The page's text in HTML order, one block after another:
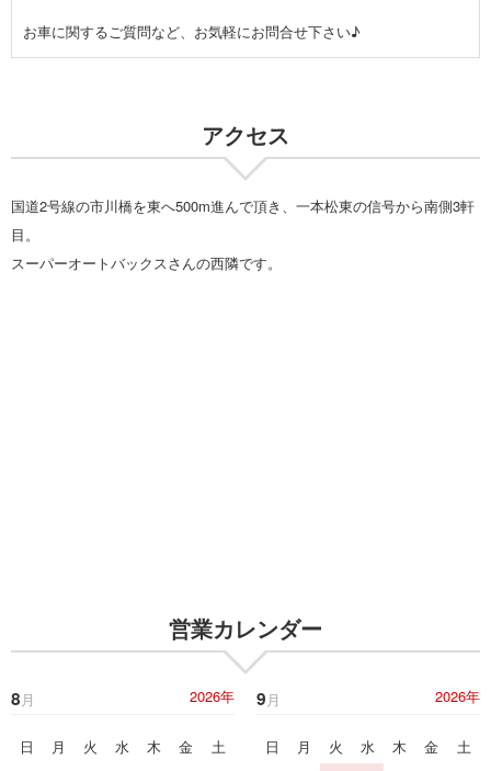
お車に関するご質問など、お気軽にお問合せ下さい♪
アクセス
国道2号線の市川橋を東へ500m進んで頂き、一本松東の信号から南側3軒
目。
スーパーオートバックスさんの西隣です。
営業カレンダー